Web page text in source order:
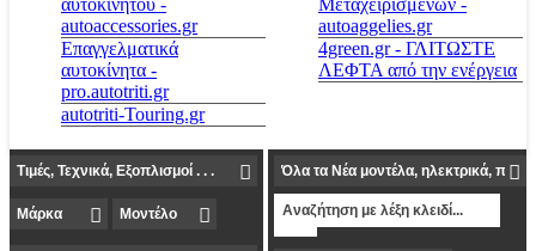
αυτοκινήτου -
autoaccessories.gr
Επαγγελματικά
αυτοκίνητα -
pro.autotriti.gr
autotriti-Touring.gr
Μεταχειρισμένων -
autoaggelies.gr
4green.gr - ΓΛΙΤΩΣΤΕ
ΛΕΦΤΑ από την ενέργεια